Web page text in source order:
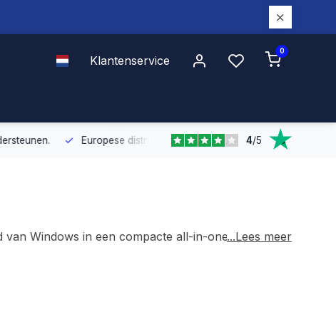
Klantenservice
0
Europese distributieMet onze Europese dekking leveren wij
4/5
Windows in een compacte all-in-one
zijn ze geschikt voor uiteenlopende
vaak fanless behuizing maakt ze
...Lees meer